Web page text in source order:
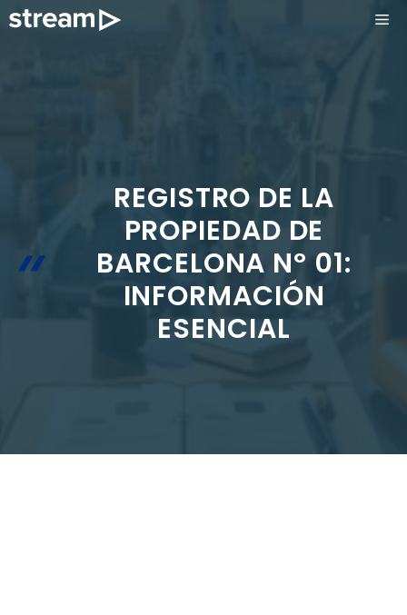
Saltar
REGISTRO DE LA
PROPIEDAD DE
BARCELONA Nº 01:
INFORMACIÓN
ESENCIAL